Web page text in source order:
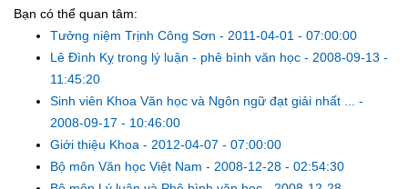
Bạn có thể quan tâm:
Tưởng niệm Trịnh Công Sơn - 2011-04-01 - 07:00:00
Lê Đình Kỵ trong lý luận - phê bình văn học - 2008-09-13 -
11:45:20
Sinh viên Khoa Văn học và Ngôn ngữ đạt giải nhất ... -
2008-09-17 - 10:46:00
Giới thiệu Khoa - 2012-04-07 - 07:00:00
Bộ môn Văn học Việt Nam - 2008-12-28 - 02:54:30